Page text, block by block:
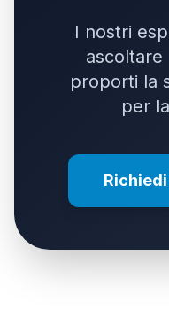
I nostri
ascoltare
proporti la
per